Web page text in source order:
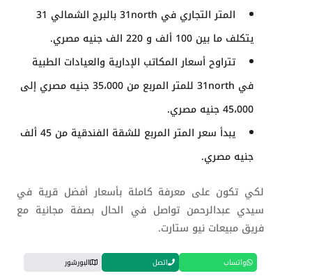
المتر التجاري في 31north
بالبرج الشمالي 31
يتكلف ما بين 100 ألف و 220 الف جنيه مصري.
تتراوح أسعار المكاتب الإدارية والعيادات الطبية
في 31north
للمتر المربع من 35،000 جنيه مصري إلى
45،000 جنيه مصري.
يبدأ سعر المتر المربع للشقة الفندقية من 45 ألف
جنيه مصري.
لكي تكون على معرفة كاملة بأسعار أفضل قرية في
سيدي عبدالرحمن تواصل في الحال بصفة مجانية مع
فريق مبيعات نيو ستارت.
واتساب اتصل البورشور